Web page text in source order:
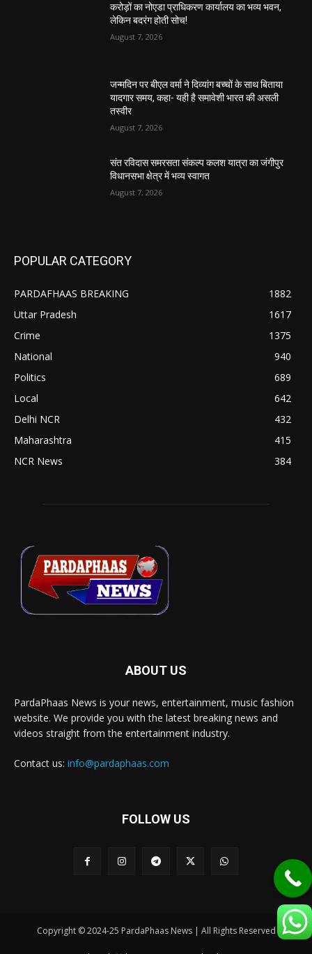
करोड़ों का नोएडा प्राधिकरण कार्यालय का भव्य भवन,
लेकिन बदरंग होती सोच!
August 7, 2026
जन्मदिन पर बीएल वर्मा ने दिव्यांग बच्चों के साथ बिताया
यादगार समय, कहा- यही है समावेशी भारत की असली
तस्वीर
August 7, 2026
संत रविदास समरसता संकल्प कलश यात्रा का जंगीपुर
विधानसभा क्षेत्र में भव्य स्वागत
August 7, 2026
POPULAR CATEGORY
PARDAFHAAS BREAKING
1882
Uttar Pradesh
1617
Crime
1375
National
940
Politics
689
Local
642
Delhi NCR
432
Maharashtra
415
NCR News
384
ABOUT US
PardaPhaas News is your news, entertainment, music fashion
website. We provide you with the latest breaking news and
videos straight from the entertainment industry.
Contact us: info@pardaphaas.com
FOLLOW US
Copyright © 2024-25 PardaPhaas News | All Rights Reserved